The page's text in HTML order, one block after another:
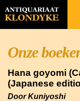
Onze
Hana goyomi
(Japanese
Door Kuniyoshi